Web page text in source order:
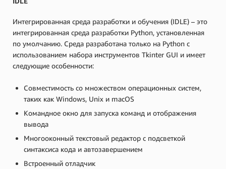
Интегрированная среда разработки и обучения (IDLE) – это
интегрированная среда разработки Python, установленная
по умолчанию. Среда разработана только на Python с
использованием набора инструментов Tkinter GUI и имеет
следующие особенности:
Совместимость со множеством операционных систем,
таких как Windows, Unix и macOS
Командное окно для запуска команд и отображения
вывода
Многооконный текстовый редактор с подсветкой
синтаксиса кода и автозавершением
Встроенный отладчик